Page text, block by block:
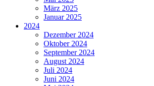
März 2025
Januar 2025
2024
Dezember 2024
Oktober 2024
September 2024
August 2024
Juli 2024
Juni 2024